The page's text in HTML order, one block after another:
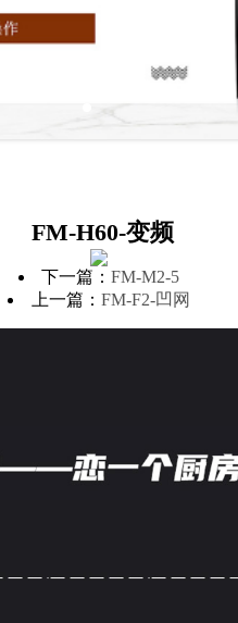
FM-H60-变频
下一篇：FM-M2-5
上一篇： FM-F2-凹网